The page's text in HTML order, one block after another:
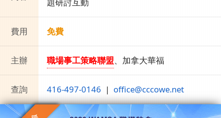
費用 免費
主辦 職場事工策略聯盟、 加拿大華福
查詢 416-497-0146 | office@cccowe.net